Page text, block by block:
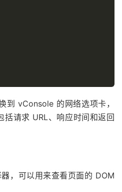
到 vConsole 的网络选项卡，
括请求 URL、响应时间和返回
，可以用来查看页面的 DOM